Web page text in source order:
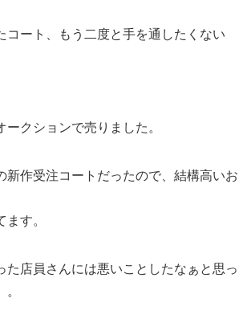
コート、もう二度と手を通したくない
ークションで売りました。
新作受注コートだったので、結構高いお
す。
た店員さんには悪いことしたなぁと思っ